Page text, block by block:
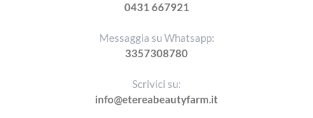
0431 667921
Messaggia su Whatsapp:
3357308780
Scrivici su:
info@etereabeautyfarm.it